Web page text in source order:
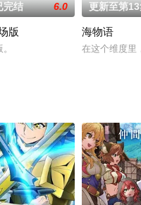
完结 6.0
版
更新至第
海物语
在这个维度里